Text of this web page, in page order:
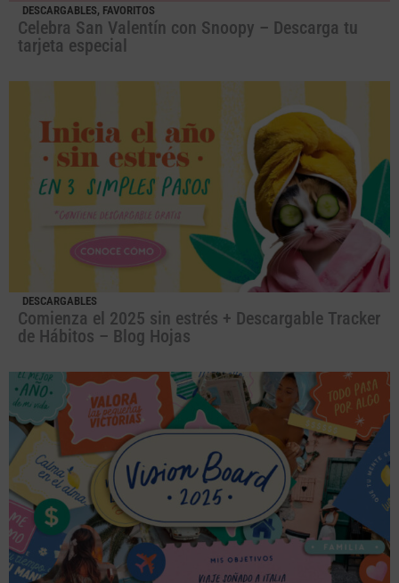
DESCARGABLES, FAVORITOS
Celebra San Valentín con Snoopy – Descarga tu
tarjeta especial
DESCARGABLES
Comienza el 2025 sin estrés + Descargable Tracker
de Hábitos – Blog Hojas